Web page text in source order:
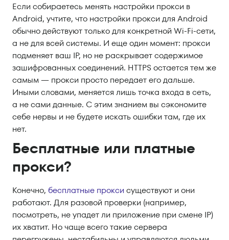
Если собираетесь менять настройки прокси в
Android, учтите, что настройки прокси для Android
обычно действуют только для конкретной Wi-Fi-сети,
а не для всей системы. И еще один момент: прокси
подменяет ваш IP, но не раскрывает содержимое
зашифрованных соединений. HTTPS остается тем же
самым — прокси просто передает его дальше.
Иными словами, меняется лишь точка входа в сеть,
а не сами данные. С этим знанием вы сэкономите
себе нервы и не будете искать ошибки там, где их
нет.
Бесплатные или платные
прокси?
Конечно, бесплатные прокси существуют и они
работают. Для разовой проверки (например,
посмотреть, не упадет ли приложение при смене IP)
их хватит. Но чаще всего такие сервера